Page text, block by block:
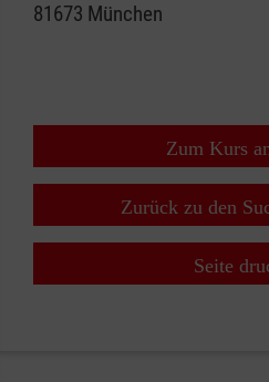
81673 München
Zum Kurs
Zurück zu den
Seite